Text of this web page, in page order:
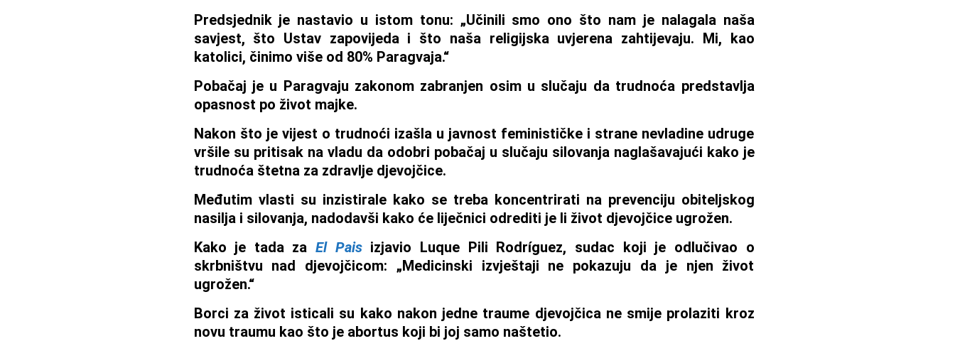
Predsjednik je nastavio u istom tonu: „Učinili smo ono što nam je nalagala naša
savjest, što Ustav zapovijeda i što naša religijska uvjerena zahtijevaju. Mi, kao
katolici, činimo više od 80% Paragvaja.“
Pobačaj je u Paragvaju zakonom zabranjen osim u slučaju da trudnoća predstavlja
opasnost po život majke.
Nakon što je vijest o trudnoći izašla u javnost feminističke i strane nevladine udruge
vršile su pritisak na vladu da odobri pobačaj u slučaju silovanja naglašavajući kako je
trudnoća štetna za zdravlje djevojčice.
Međutim vlasti su inzistirale kako se treba koncentrirati na prevenciju obiteljskog
nasilja i silovanja, nadodavši kako će liječnici odrediti je li život djevojčice ugrožen.
Kako je tada zaEl Pais izjavio Luque Pili Rodríguez, sudac koji je odlučivao o
skrbništvu nad djevojčicom: „Medicinski izvještaji ne pokazuju da je njen život
ugrožen.“
Borci za život isticali su kako nakon jedne traume djevojčica ne smije prolaziti kroz
novu traumu kao što je abortus koji bi joj samo naštetio.